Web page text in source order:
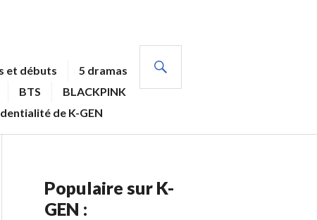
et débuts
5 dramas
BTS
BLACKPINK
de K-GEN
Populaire sur K-
GEN :